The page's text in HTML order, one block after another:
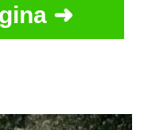
➜